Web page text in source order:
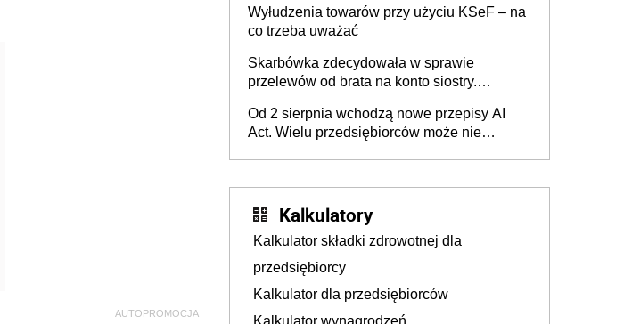
AUTOPROMOCJA
Wyłudzenia towarów przy użyciu KSeF – na
co trzeba uważać
Skarbówka zdecydowała w sprawie
przelewów od brata na konto siostry.
darowizna, ale podatku jednak nie będzie
Od 2 sierpnia wchodzą nowe przepisy AI
Act. Wielu przedsiębiorców może nie
Kalkulatory
Kalkulator składki zdrowotnej dla
przedsiębiorcy
Kalkulator dla przedsiębiorców